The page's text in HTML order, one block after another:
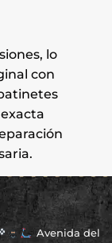
lo
con
Avenida del